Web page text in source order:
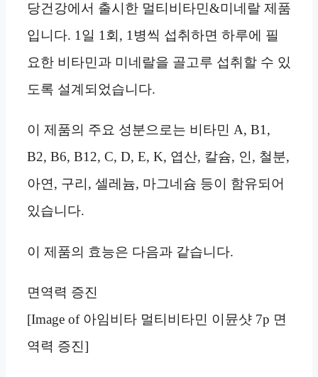
당건강에서 출시한 멀티비타민&미네랄 제품
입니다. 1일 1회, 1병씩 섭취하면 하루에 필
요한 비타민과 미네랄을 골고루 섭취할 수 있
도록 설계되었습니다.
이 제품의 주요 성분으로는 비타민 A, B1,
B2, B6, B12, C, D, E, K, 엽산, 칼슘, 인, 철분,
아연, 구리, 셀레늄, 마그네슘 등이 함유되어
있습니다.
이 제품의 효능은 다음과 같습니다.
면역력 증진
[Image of 아임비타 멀티비타민 이뮨샷 7p 면
역력 증진]